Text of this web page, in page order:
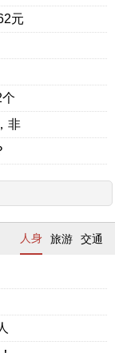
元
非
人身 旅游 交通